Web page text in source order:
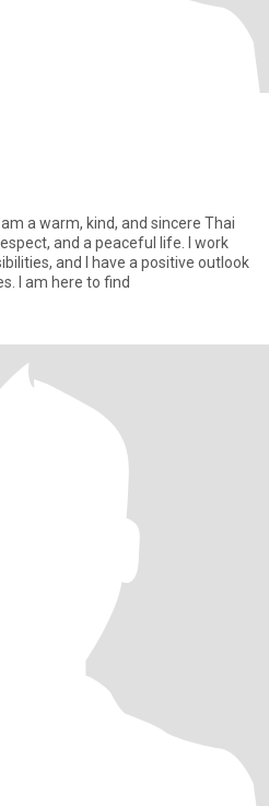
a warm, kind, and sincere Thai
and a peaceful life. I work
and I have a positive outlook
I am here to find